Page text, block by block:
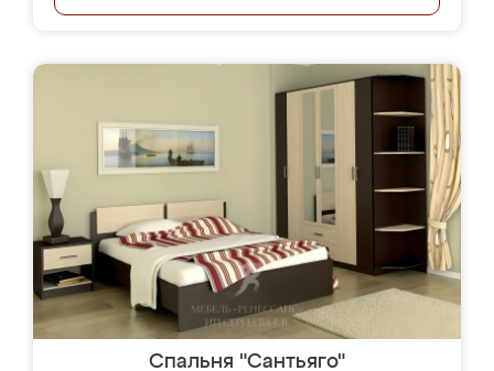
Спальня "Сантьяго"